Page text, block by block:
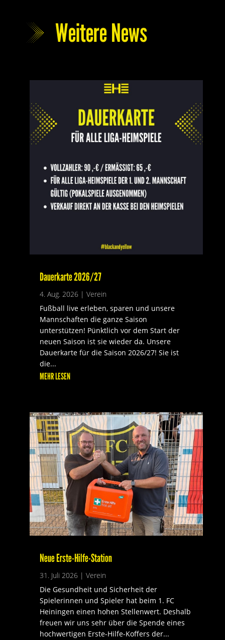
Weitere News
Dauerkarte 2026/27
4. Aug. 2026| Verein
Fußball live erleben, sparen und unsere
Mannschaften die ganze Saison
unterstützen! Pünktlich vor dem Start der
neuen Saison ist sie wieder da. Unsere
Dauerkarte für die Saison 2026/27! Sie ist
die...
MEHR LESEN
Neue Erste-Hilfe-Station
31. Juli 2026| Verein
Die Gesundheit und Sicherheit der
Spielerinnen und Spieler hat beim 1. FC
Heiningen einen hohen Stellenwert. Deshalb
freuen wir uns sehr über die Spende eines
hochwertigen Erste-Hilfe-Koffers der...